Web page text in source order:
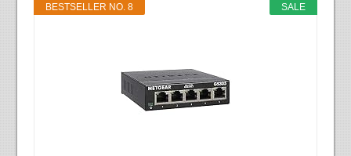
SALE
BESTSELLER NO. 8